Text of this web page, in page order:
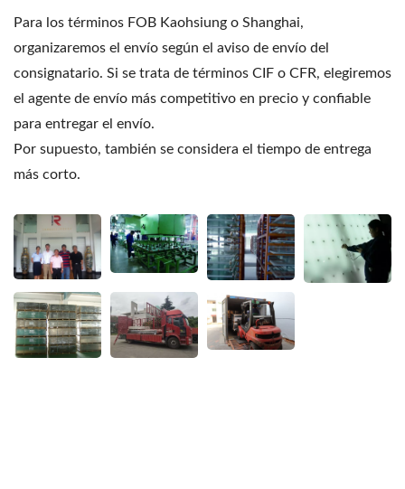
Para los términos FOB Kaohsiung o Shanghai,
organizaremos el envío según el aviso de envío del
consignatario. Si se trata de términos CIF o CFR, elegiremos
el agente de envío más competitivo en precio y confiable
para entregar el envío.
Por supuesto, también se considera el tiempo de entrega
más corto.